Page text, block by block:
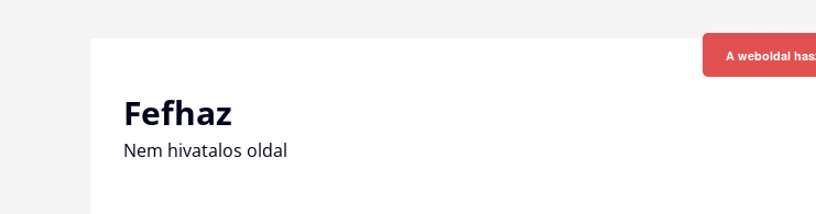
Fefhaz
Nem hivatalos oldal
A weboldal